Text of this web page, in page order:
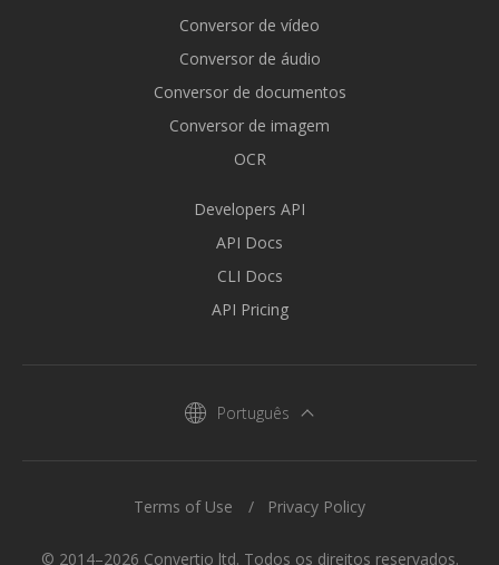
Conversor de vídeo
Conversor de áudio
Conversor de documentos
Conversor de imagem
OCR
Developers API
API Docs
CLI Docs
API Pricing
Português
© 2014–2026 Convertio ltd. Todos os direitos reservados.
Terms of Use Privacy Policy